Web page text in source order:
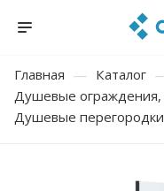
Главная — Каталог
Душевые ограждения,
Душевые перегородки